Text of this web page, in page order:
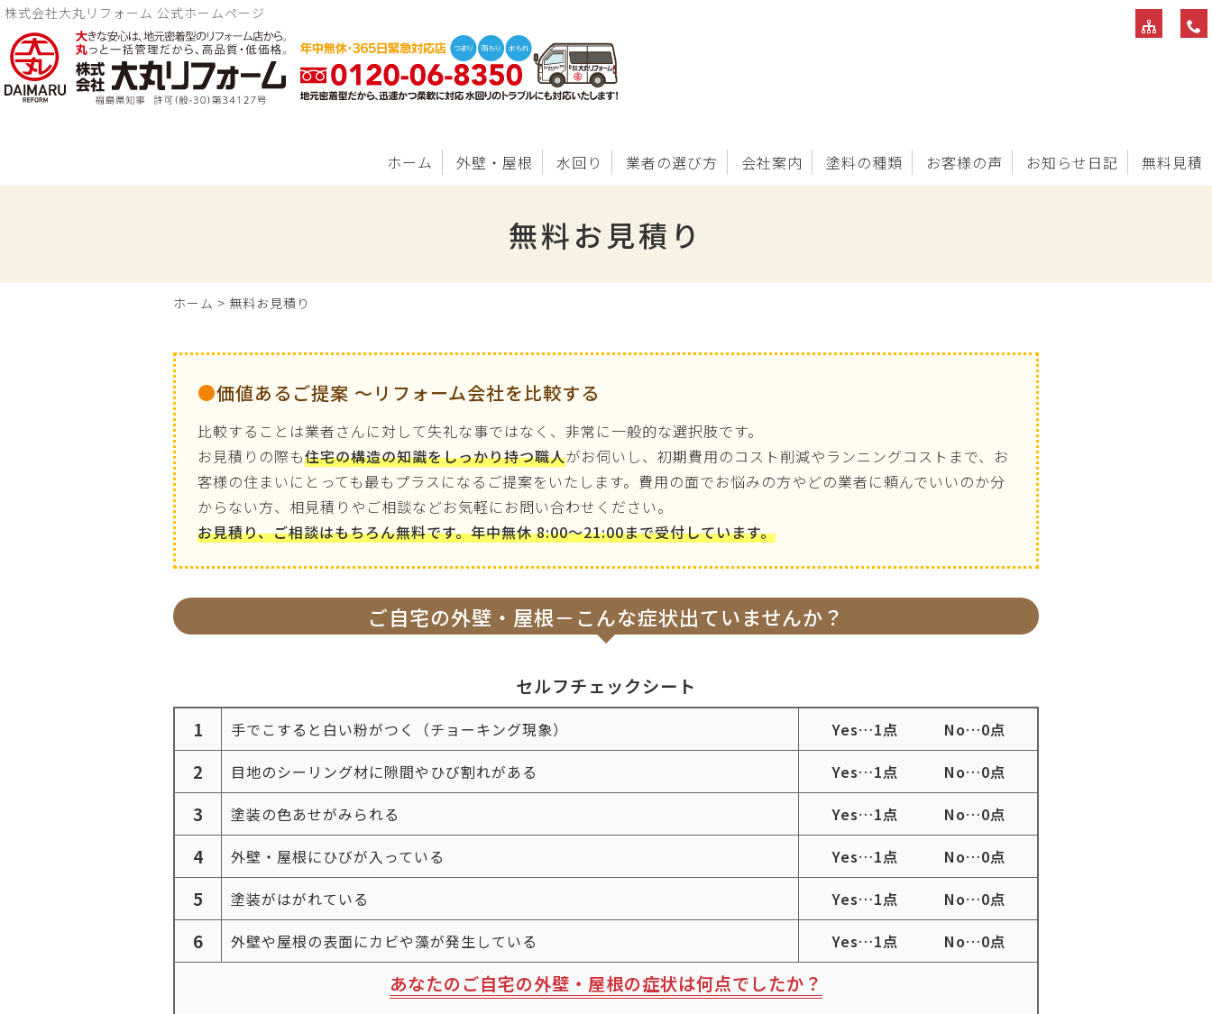
株式会社大丸リフォーム 公式ホームページ
ホーム 外壁・屋根 水回り 業者の選び方 会社案内 塗料の種類 お客様の声 お知らせ日記 無料見積
無料お見積り
ホーム > 無料お見積り
価値あるご提案 ～リフォーム会社を比較する
比較することは業者さんに対して失礼な事ではなく、非常に一般的な選択肢です。
お見積りの際も住宅の構造の知識をしっかり持つ職人がお伺いし、初期費用のコスト削減やランニングコストまで、お
客様の住まいにとっても最もプラスになるご提案をいたします。費用の面でお悩みの方やどの業者に頼んでいいのか分
からない方、相見積りやご相談などお気軽にお問い合わせください。
お見積り、ご相談はもちろん無料です。年中無休 8:00～21:00まで受付しています。
ご自宅の外壁・屋根－ こんな症状出ていませんか？
セルフチェックシート
1
手でこすると白い粉がつく（チョーキング現象） Yes…1点 No…0点
2 目地のシーリング材に隙間やひび割れがある Yes…1点 No…0点
3 塗装の色あせがみられる Yes…1点 No…0点
4 外壁・屋根にひびが入っている Yes…1点 No…0点
5 塗装がはがれている Yes…1点 No…0点
6 外壁や屋根の表面にカビや藻が発生している Yes…1点 No…0点
あなたのご自宅の外壁・屋根の症状は何点でしたか？